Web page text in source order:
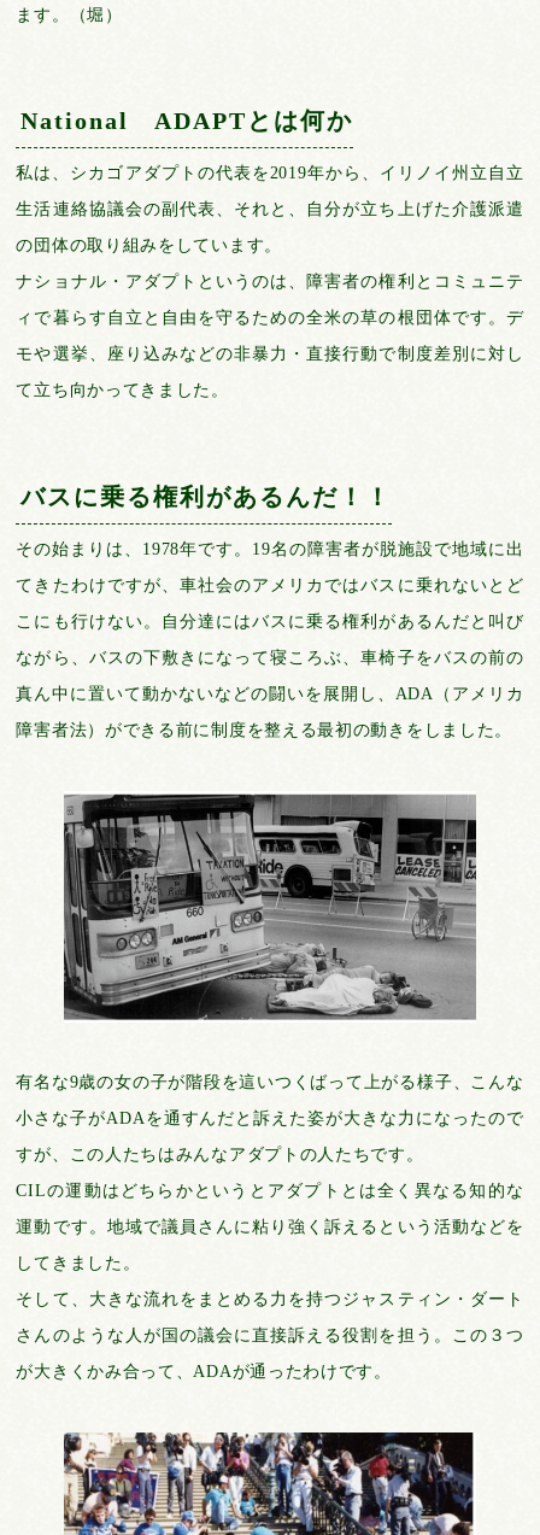
ます。（堀）
National ADAPTとは何か
私は、シカゴアダプトの代表を2019年から、イリノイ州立自立
生活連絡協議会の副代表、それと、自分が立ち上げた介護派遣
の団体の取り組みをしています。
ナショナル・アダプトというのは、障害者の権利とコミュニテ
ィで暮らす自立と自由を守るための全米の草の根団体です。デ
モや選挙、座り込みなどの非暴力・直接行動で制度差別に対し
て立ち向かってきました。
バスに乗る権利があるんだ！！
その始まりは、1978年です。19名の障害者が脱施設で地域に出
てきたわけですが、車社会のアメリカではバスに乗れないとど
こにも行けない。自分達にはバスに乗る権利があるんだと叫び
ながら、バスの下敷きになって寝ころぶ、車椅子をバスの前の
真ん中に置いて動かないなどの闘いを展開し、ADA（アメリカ
障害者法）ができる前に制度を整える最初の動きをしました。
有名な9歳の女の子が階段を這いつくばって上がる様子、こんな
小さな子がADAを通すんだと訴えた姿が大きな力になったので
すが、この人たちはみんなアダプトの人たちです。
CILの運動はどちらかというとアダプトとは全く異なる知的な
運動です。地域で議員さんに粘り強く訴えるという活動などを
してきました。
そして、大きな流れをまとめる力を持つジャスティン・ダート
さんのような人が国の議会に直接訴える役割を担う。この３つ
が大きくかみ合って、ADAが通ったわけです。